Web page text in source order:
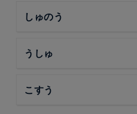
しゅのう
うしゅ
こすう